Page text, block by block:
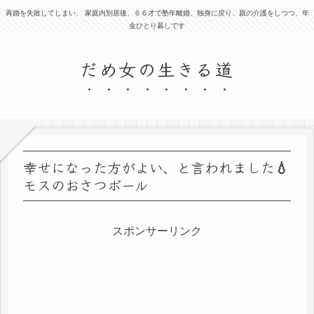
再婚を失敗してしまい、 家庭内別居後、６６才で塾年離婚、独身に戻り、親の介護をしつつ、年
金ひとり暮しです
だめ女の生きる道
幸せになった方がよい、と言われました💧
モスのおさつボール
スポンサーリンク